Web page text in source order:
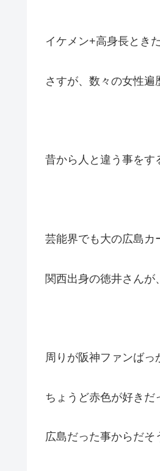
イケメン+高身長とき
さすが、数々の女性遍
昔から人と違う事をす
芸能界でも大の広島カ
関西出身の徳井さんが
周りが阪神ファンば
ちょうど赤色が好き
広島だった事からだそ